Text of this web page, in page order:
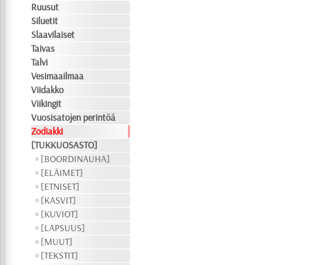
Ruusut
Siluetit
Slaavilaiset
Taivas
Talvi
Vesimaailmaa
Viidakko
Viikingit
Vuosisatojen perintöä
Zodiakki
[TUKKUOSASTO]
[BOORDINAUHA]
[ELÄIMET]
[ETNISET]
[KASVIT]
[KUVIOT]
[LAPSUUS]
[MUUT]
[TEKSTIT]